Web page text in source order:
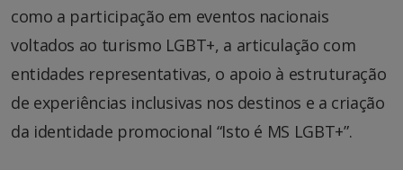
como a participação em eventos nacionais
voltados ao turismo LGBT+, a articulação com
entidades representativas, o apoio à estruturação
de experiências inclusivas nos destinos e a criação
da identidade promocional “Isto é MS LGBT+”.